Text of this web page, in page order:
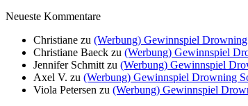
Neueste Kommentare
Christiane zu (Werbung) Gewinnspiel
Christiane Baeck zu (Werbung) Gewinnspiel
Jennifer Schmitt zu (Werbung) Gewinnspiel
Axel V. zu (Werbung) Gewinnspiel Drowning
Viola Petersen zu (Werbung) Gewinnspiel